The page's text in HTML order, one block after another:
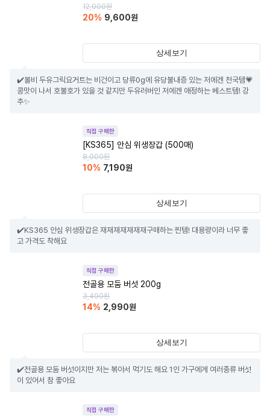
12,000원
20% 9,600원
상세보기
✔️볼비 두유그릭요거트는 비건이고 당류0g에 유당불내증 있는 저에겐 천국템💗
콩맛이 나서 호불호가 있을 것 같지만 두유러버인 저에겐 애정하는 베스트템! 강
추✨
직접 구매한
[KS365] 안심 위생장갑 (500매)
8,000원
10% 7,190원
상세보기
✔️KS365 안심 위생장갑은 재재재재재재재구매하는 찐템! 대용량이라 너무 좋
고 가격도 착해요
직접 구매한
전골용 모둠 버섯 200g
3,490원
14% 2,990원
상세보기
✔️전골용 모둠 버섯이지만 저는 볶아서 먹기도 해요 1인 가구에게 여러종류 버섯
이 있어서 참 좋아요
직접 구매한